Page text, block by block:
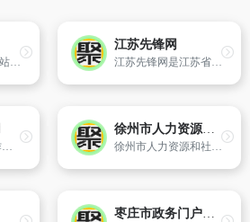
庄河市政府门户网站,由庄河市人民政府主办。
江苏先锋网
江苏先锋网是江苏省党员干部现代远程教育工作门户网站,由中共江苏省委组织部主办,江苏省党员干部现代远程教育中心承办,英文域名为：WWW.JSXF.GOV.CN。江苏先锋网于2005年12月正式开通运行,历经多次改版升级。网站现开设基层党建、支部生活、时代风范、聚焦三农、远教工作、视频中心等10大板块40多个栏目,发布
中国潜江网站群,作为潜江市政府第一门户网站群平台、潜江政府信息公开平台、潜江政务服务平台、政民互动平台、政府门户网站群、政务门户网站群、各部门门户网站群、政府微门户、政务微门户、各部门微门户。 潜江是一座历史文化之城。潜江是楚文化的发祥地之一...
徐州市人力资源和社会保障局
徐州市人力资源和社会保障局官方网站
枣庄市政务门户网站